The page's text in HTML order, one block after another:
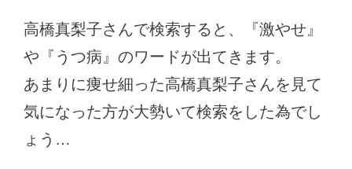
高橋真梨子さんで検索すると、『激やせ』
や『うつ病』のワードが出てきます。
あまりに痩せ細った高橋真梨子さんを見て
気になった方が大勢いて検索をした為でし
ょう…